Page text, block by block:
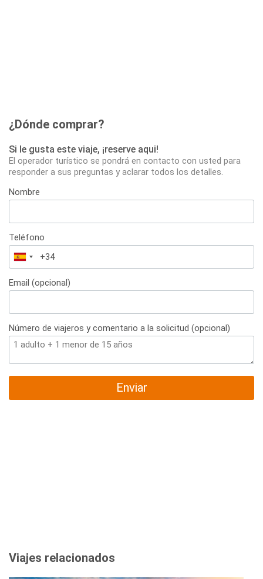
¿Dónde comprar?
Si le gusta este viaje, ¡reserve aqui!
El operador turístico se pondrá en contacto con usted para
responder a sus preguntas y aclarar todos los detalles.
Nombre
Teléfono
España
+34
Email (opcional)
Número de viajeros y comentario a la solicitud (opcional)
Enviar
Viajes relacionados